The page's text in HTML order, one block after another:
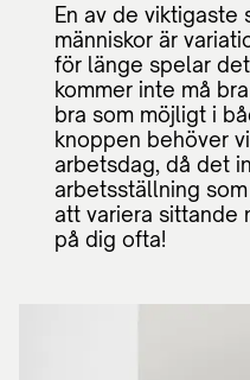
En av de viktigaste
människor är
för länge spelar
kommer inte må
bra som möjligt i
knoppen behöver
arbetsdag, då det
arbetsställning
att variera sittande
på dig ofta!